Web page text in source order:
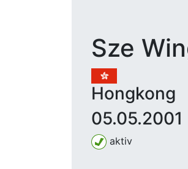
Sze
Hongkong
05.05.2001
aktiv